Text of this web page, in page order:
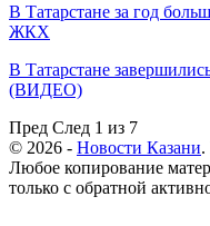
В Татарстане за год
ЖКХ
В Татарстане
(ВИДЕО)
Пред След 1 из 7
© 2026 - Новости Казани.
Любое копирование
только с обратной